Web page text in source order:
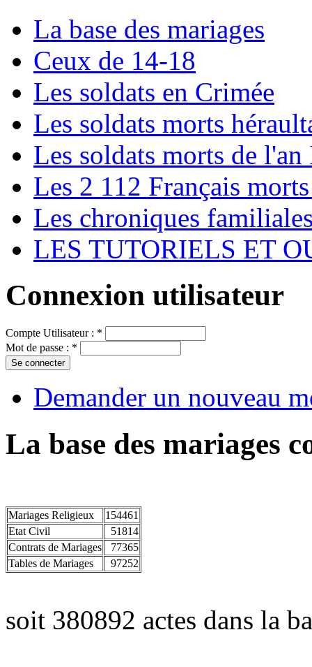
La base des mariages
Ceux de 14-18
Les soldats en Crimée
Les soldats morts
Les soldats morts de
Les 2 112 Français
Les chroniques
LES TUTORIELS ET
Connexion utilisateur
Compte Utilisateur : *
Mot de passe : *
Demander un nouveau
La base des mariages
Mariages Religieux
154461
Etat Civil
51814
Contrats de Mariages
77365
Tables de Mariages
97252
soit 380892 actes dans la